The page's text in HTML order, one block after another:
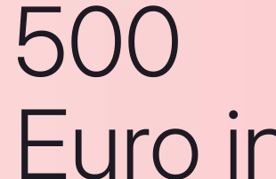
500
Euro